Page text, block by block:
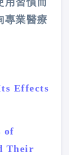
專業醫療
Effects
of
Their